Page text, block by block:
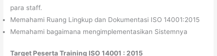
para staff.
Memahami Ruang Lingkup dan Dokumentasi ISO 14001:2015
Memahami bagaimana mengimplementasikan Sistemnya
Target Peserta Training ISO 14001 : 2015